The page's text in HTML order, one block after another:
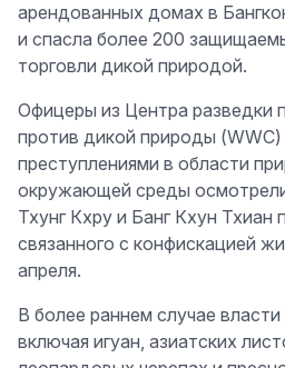
арендованных домах в
и спасла более 200
торговли дикой природой.
Офицеры из Центра разведки
против дикой природы
преступлениями в области
окружающей среды
Тхунг Кхру и Банг Кхун Тхиан
связанного с конфискацией
апреля.
В более раннем случае
включая игуан, азиатских